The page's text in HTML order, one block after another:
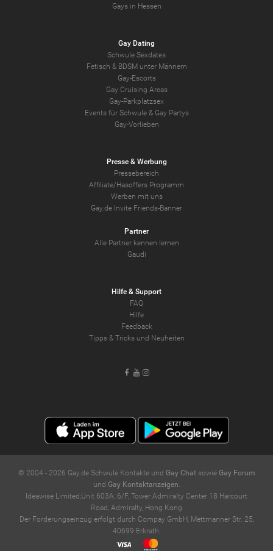
Gays in Hessen
Gay Dating
Schwule Sexdates
Fetisch & BDSM unter Männern
Gay-Escorts
Gay Cruising Areas
Gay-Parkplatzsex
Events für Schwule & Gay Partys
Gay-Vorlieben
Presse & Werbung
Pressebereich
Affiliate/Hasoffers Programm
Werben mit uns
Gay.de Invite Friends-Banner
Partner
Alle Partner kennen lernen
Gaudi
Hilfe & Support
FAQ
Hilfe
Feedback
Tipps & Tricks und Neuheiten
Facebook
YoutubeInstagram
© 2004 - 2026 Gay.de Schwule Kontakte und Gay Chatsowie Gay Forum
und Gay Kontaktanzeigen.
Ideawise Limited;Unit 603A, 6/F, Tower Admiralty Center 18 Harcourt
Road, Admiralty, Hong Kong
Der Forderungseinzug erfolgt durch Compay GmbH, Mettmanner Str. 25,
40699 Erkrath.